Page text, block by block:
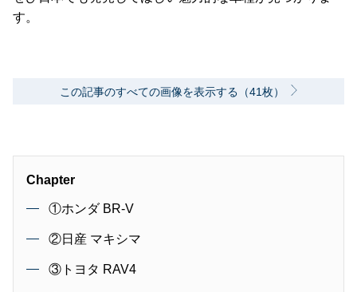
す。
この記事のすべての画像を表示する（41枚）
Chapter
①ホンダ BR-V
②日産 マキシマ
③トヨタ RAV4